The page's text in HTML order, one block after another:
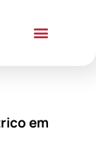
em